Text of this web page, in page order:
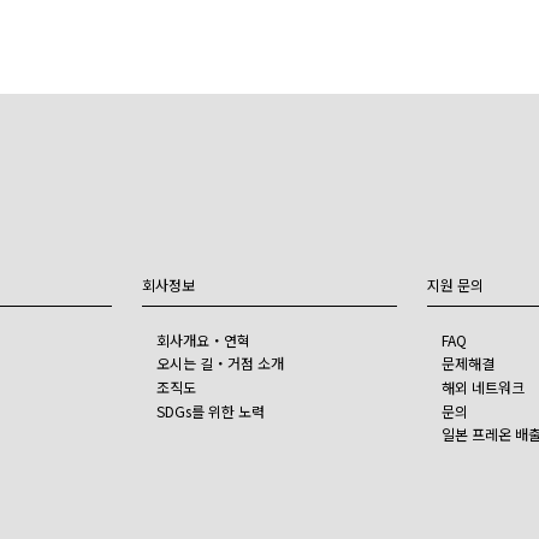
회사정보
회사개요・연혁
오시는 길・거점 소개
조직도
SDGs를 위한 노력
지원 문의
FAQ
문제해결
해외 네트워크
문의
일본 프레온 배